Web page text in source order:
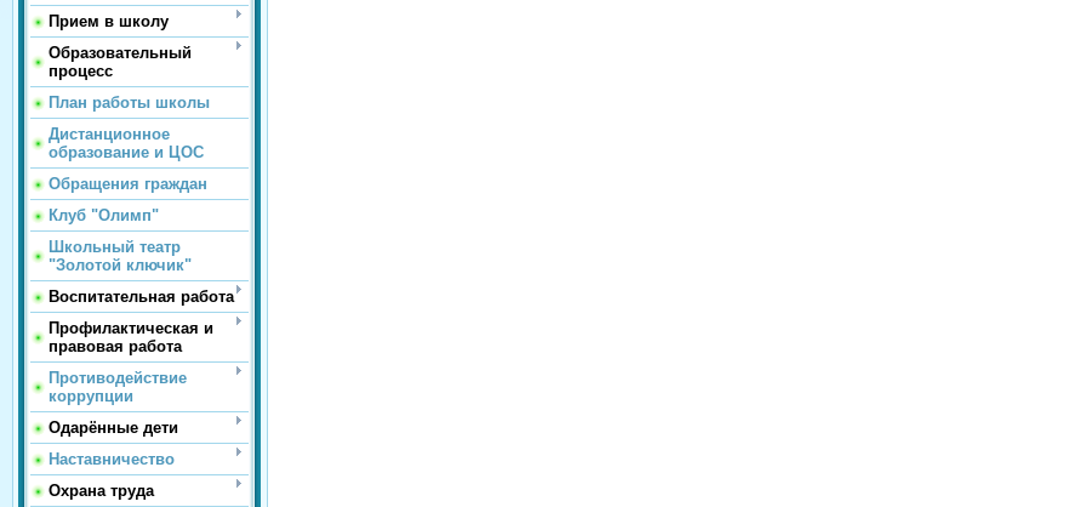
Прием в школу
Образовательный
процесс
План работы школы
Дистанционное
образование и ЦОС
Обращения граждан
Клуб "Олимп"
Школьный театр
"Золотой ключик"
Воспитательная работа
Профилактическая и
правовая работа
Противодействие
коррупции
Одарённые дети
Наставничество
Охрана труда